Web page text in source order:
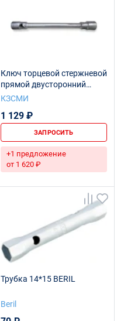
Ключ торцевой стержневой
прямой двусторонний
32х36 L515 Ц15хр.бцв.
КЗСМИ
1 129 ₽
ЗАПРОСИТЬ
+1 предложение
от 1 620 ₽
Трубка 14*15 BERIL
Beril